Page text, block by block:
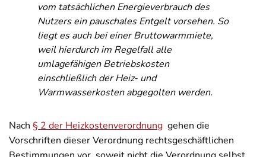
vom tatsächlichen Energieverbrauch des
Nutzers ein pauschales Entgelt vorsehen. So
liegt es auch bei einer Bruttowarmmiete,
weil hierdurch im Regelfall alle
umlagefähigen Betriebskosten
einschließlich der Heiz- und
Warmwasserkosten abgegolten werden.
Nach§ 2 der Heizkostenverordnung gehen die
Vorschriften dieser Verordnung rechtsgeschäftlichen